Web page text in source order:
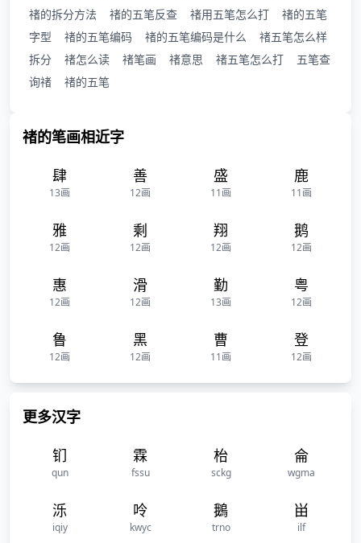
禇的拆分方法
禇的五笔反查 禇用五笔怎么打
禇的五笔
字型
禇的五笔编码 禇的五笔编码是什么
禇五笔怎么样
拆分
禇怎么读 禇笔画 禇意思 禇五笔怎么打
五笔查
询禇
禇的五笔
禇的笔画相近字
肆
13画
善
12画
盛
11画
鹿
11画
雅
12画
剩
12画
翔
12画
鹅
12画
惠
12画
滑
12画
勤
13画
粤
12画
鲁
12画
黑
12画
曹
11画
登
12画
更多汉字
钔
qun
霖
fssu
枱
sckg
侖
wgma
泺
iqiy
呤
kwyc
鵝
trno
畄
ilf